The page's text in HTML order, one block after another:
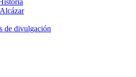
de divulgación